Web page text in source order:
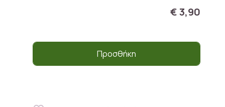
€ 3,90
Προσθήκη